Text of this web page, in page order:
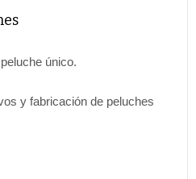
único.
y fabricación de peluches